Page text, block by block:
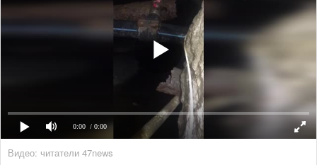
0:00 / 0:00
Видео: читатели 47news